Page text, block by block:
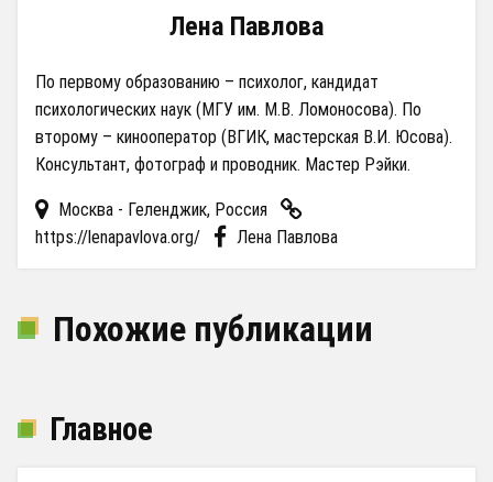
Лена Павлова
По первому образованию – психолог, кандидат
психологических наук (МГУ им. М.В. Ломоносова). По
второму – кинооператор (ВГИК, мастерская В.И. Юсова).
Консультант, фотограф и проводник. Мастер Рэйки.
Москва - Геленджик, Россия
https://lenapavlova.org/
Лена Павлова
Похожие публикации
Главное